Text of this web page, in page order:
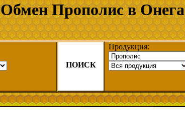
Обмен Прополис в Онега
Продукция:
ПОИСК